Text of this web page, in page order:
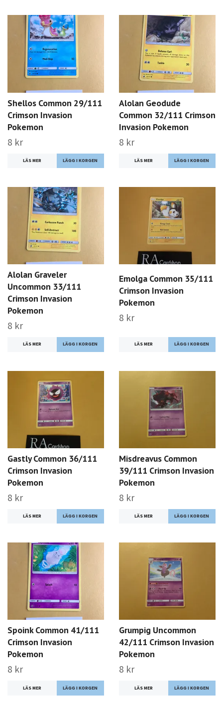
Shellos Common 29/111
Crimson Invasion
Pokemon
8 kr
LÄS MER
Alolan Geodude
Common 32/111 Crimson
Invasion Pokemon
8 kr
LÄS MER
Alolan Graveler
Uncommon 33/111
Crimson Invasion
Pokemon
8 kr
LÄS MER
Emolga Common 35/111
Crimson Invasion
Pokemon
8 kr
LÄS MER
Gastly Common 36/111
Crimson Invasion
Pokemon
8 kr
LÄS MER
Misdreavus Common
39/111 Crimson Invasion
Pokemon
8 kr
LÄS MER
Spoink Common 41/111
Crimson Invasion
Pokemon
8 kr
LÄS MER
Grumpig Uncommon
42/111 Crimson Invasion
Pokemon
8 kr
LÄS MER